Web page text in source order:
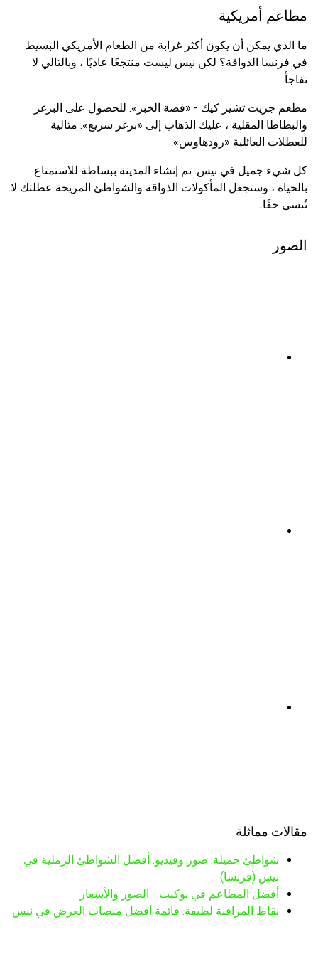
مطاعم أمريكية
ما الذي يمكن أن يكون أكثر غرابة من الطعام الأمريكي البسيط
في فرنسا الذواقة؟ لكن نيس ليست منتجعًا عاديًا ، وبالتالي لا
تفاجأ.
مطعم جريت تشيز كيك - «قصة الخبز». للحصول على البرغر
والبطاطا المقلية ، عليك الذهاب إلى «برغر سريع». مثالية
للعطلات العائلية «رودهاوس».
كل شيء جميل في نيس. تم إنشاء المدينة ببساطة للاستمتاع
بالحياة ، وستجعل المأكولات الذواقة والشواطئ المريحة عطلتك لا
تُنسى حقًا..
الصور
مقالات مماثلة
شواطئ جميلة: صور وفيديو. أفضل الشواطئ الرملية في
نيس (فرنسا)
أفضل المطاعم في بوكيت - الصور والأسعار
نقاط المراقبة لطيفة. قائمة أفضل منصات العرض في نيس